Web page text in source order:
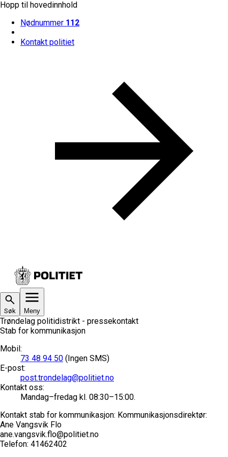
Hopp til hovedinnhold
Nødnummer 112
Kontakt politiet
Søk Meny
Trøndelag politidistrikt - pressekontakt
Stab for kommunikasjon
Mobil:
73 48 94 50 (Ingen SMS)
E-post:
post.trondelag@politiet.no
Kontakt oss:
Mandag–fredag kl. 08:30–15:00.
Kontakt stab for kommunikasjon: Kommunikasjonsdirektør:
Ane Vangsvik Flo
ane.vangsvik.flo@politiet.no
Telefon: 41462402